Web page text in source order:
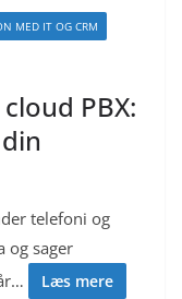
MED IT OG CRM
PBX:
telefoni og
og sager
Læs mere